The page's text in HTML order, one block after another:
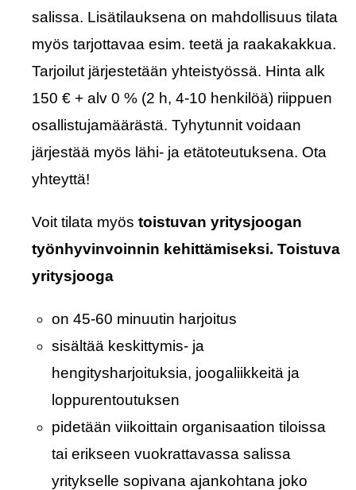
salissa. Lisätilauksena on mahdollisuus tilata
myös tarjottavaa esim. teetä ja raakakakkua.
Tarjoilut järjestetään yhteistyössä. Hinta alk
150 € + alv 0 % (2 h, 4-10 henkilöä) riippuen
osallistujamäärästä. Tyhytunnit voidaan
järjestää myös lähi- ja etätoteutuksena. Ota
yhteyttä!
Voit tilata myös toistuvan yritysjoogan
työnhyvinvoinnin kehittämiseksi. Toistuva
yritysjooga
on 45-60 minuutin harjoitus
sisältää keskittymis- ja
hengitysharjoituksia, joogaliikkeitä ja
loppurentoutuksen
pidetään viikoittain organisaation tiloissa
tai erikseen vuokrattavassa salissa
yritykselle sopivana ajankohtana joko